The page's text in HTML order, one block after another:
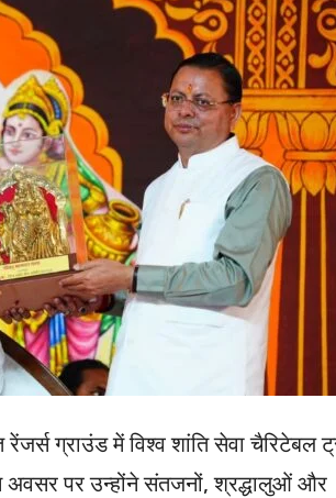
ग्राउंड में विश्व शांति सेवा चैरिटेबल
अवसर पर उन्होंने संतजनों, श्रद्धालुओं और